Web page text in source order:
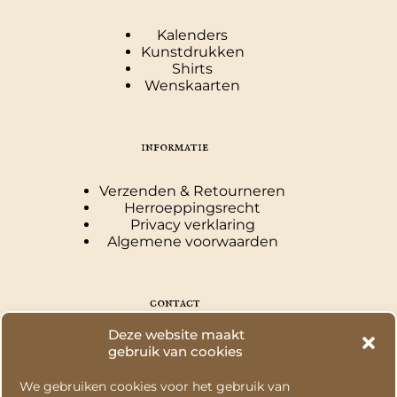
Deze website maakt
gebruik van cookies
We gebruiken cookies voor het gebruik van
Kalenders
Kunstdrukken
Shirts
Wenskaarten
informatie
Verzenden & Retourneren
Herroeppingsrecht
Privacy verklaring
Algemene voorwaarden
contact
Puss In Books Illustration
Kapelle, Nederland
KvK: 73549282